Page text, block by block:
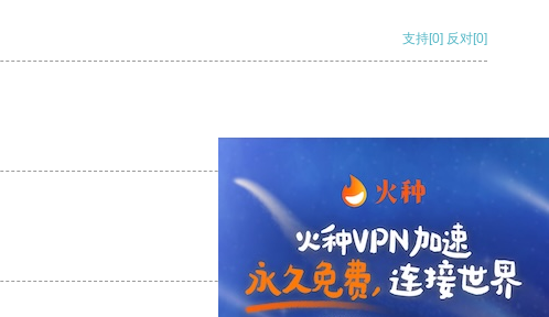
支持[0] 反对[0]
支持 [0] 反对 [0]